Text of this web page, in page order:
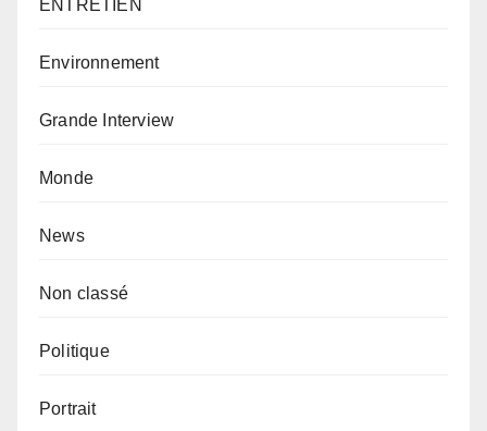
ENTRETIEN
Environnement
Grande Interview
Monde
News
Non classé
Politique
Portrait